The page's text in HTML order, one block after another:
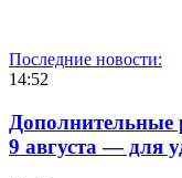
Последние новости:
14:52
Дополнительные
9 августа — для